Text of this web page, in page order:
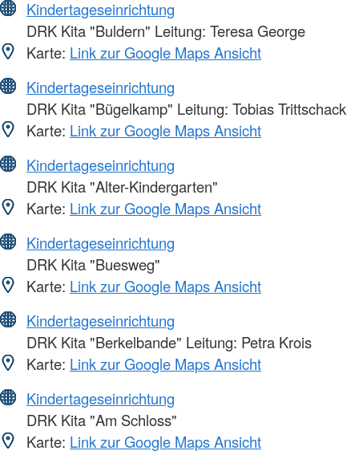
Kindertageseinrichtung
DRK Kita "Buldern" Leitung: Teresa George
Karte: Link zur Google Maps Ansicht
Kindertageseinrichtung
DRK Kita "Bügelkamp" Leitung: Tobias Trittschack
Karte: Link zur Google Maps Ansicht
Kindertageseinrichtung
DRK Kita "Alter-Kindergarten"
Karte: Link zur Google Maps Ansicht
Kindertageseinrichtung
DRK Kita "Buesweg"
Karte: Link zur Google Maps Ansicht
Kindertageseinrichtung
DRK Kita "Berkelbande" Leitung: Petra Krois
Karte: Link zur Google Maps Ansicht
Kindertageseinrichtung
DRK Kita "Am Schloss"
Karte: Link zur Google Maps Ansicht